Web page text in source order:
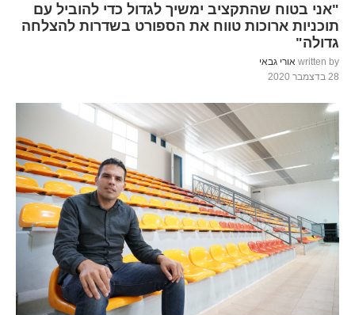
"אני בטוח שהתקציב ימשיך לגדול כדי להוביל עם
תוכניות ארוכות טווח את הספורט בשדרות להצלחה
גדולה"
written by אורי גבאי
28 בדצמבר 2020